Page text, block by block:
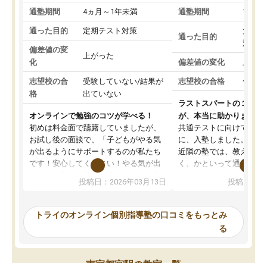
通塾期間 4ヵ月～1年未満
通った目的 定期テスト対策
偏差値の変
化
上がった
志望校の合
格
受験していない/結果が
出ていない
オンラインで勉強のコツが学べる！
初めは料金面で躊躇していましたが、
お試し後の面談で、「子どもがやる気
が出るようにサポートするのが私たち
です！安心してください！やる気が出
ないのは私たち講師の責任です」と言
ってくださり、確かに！と考えて、思
ったんですが、学生の先生から学ぶこ
み、徐々に成績が上がったらいいなと
思っていました。何が今足りないのか
を的確に指導いただき、子どももびっ
投稿日：2026年03月13日
通塾期間 1～3
通った目的
大学
対策
偏差値の変化 上が
志望校の合格 合格
ラストスパートの１か月
が、本当に助かりました
共通テストに向けての追
に、入塾しました。田舎
近隣の塾では、教えても
く、かといって通うには
可能なので本当に助か
らないところをピンポイ
頂いて、とてもわかり
していました。一生を
スト、多少お金がかかっ
思い切って入塾してよか
投稿日：
トライのオンライン個別指導塾の口コミをもっとみ
る